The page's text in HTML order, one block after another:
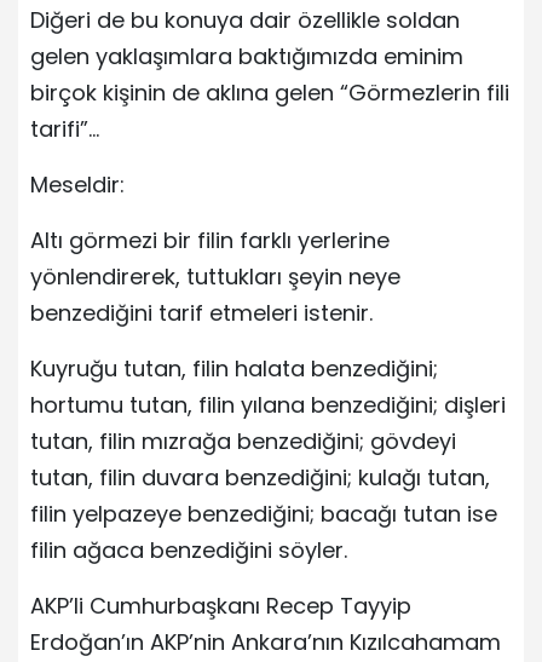
Diğeri de bu konuya dair özellikle soldan
gelen yaklaşımlara baktığımızda eminim
birçok kişinin de aklına gelen “Görmezlerin fili
tarifi”…
Meseldir:
Altı görmezi bir filin farklı yerlerine
yönlendirerek, tuttukları şeyin neye
benzediğini tarif etmeleri istenir.
Kuyruğu tutan, filin halata benzediğini;
hortumu tutan, filin yılana benzediğini; dişleri
tutan, filin mızrağa benzediğini; gövdeyi
tutan, filin duvara benzediğini; kulağı tutan,
filin yelpazeye benzediğini; bacağı tutan ise
filin ağaca benzediğini söyler.
AKP’li Cumhurbaşkanı Recep Tayyip
Erdoğan’ın AKP’nin Ankara’nın Kızılcahamam